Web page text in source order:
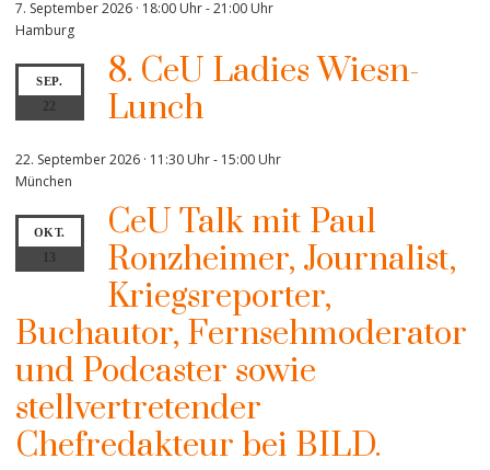
7. September 2026 · 18:00 Uhr-21:00 Uhr
Hamburg
SEP.
22
8. CeU Ladies Wiesn-
Lunch
22. September 2026 · 11:30 Uhr- 15:00 Uhr
München
OKT.
CeU Talk mit Paul
Ronzheimer, Journalist,
Kriegsreporter,
Buchautor, Fernsehmoderator
und Podcaster sowie
stellvertretender
Chefredakteur bei BILD.